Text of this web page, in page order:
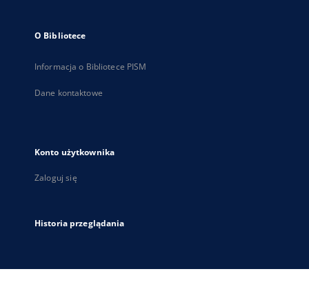
O Bibliotece
Informacja o Bibliotece PISM
Dane kontaktowe
Konto użytkownika
Zaloguj się
Historia przeglądania